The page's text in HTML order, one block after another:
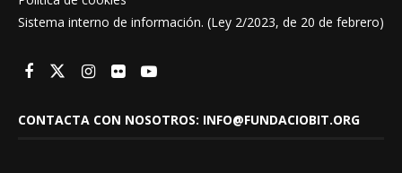
Sistema interno de información. (Ley 2/2023, de 20 de febrero)
CONTACTA CON NOSOTROS: INFO@FUNDACIOBIT.ORG